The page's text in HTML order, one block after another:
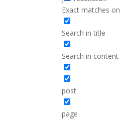
Exact matches
Search in title
Search in content
post
page